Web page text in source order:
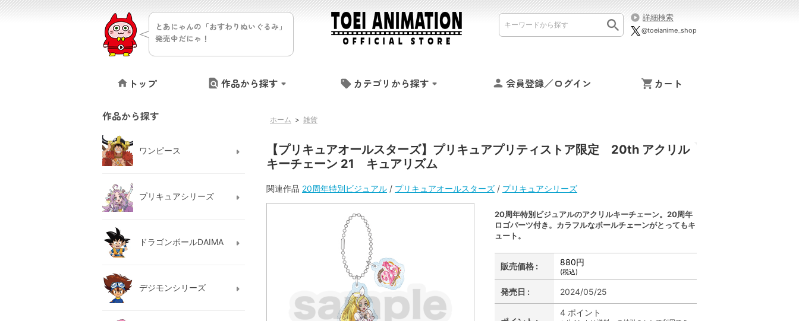
とあにゃんの「おすわりぬいぐるみ」
発売中だにゃ！
詳細検索
@toeianime_shop
トップ 作品から探す カテゴリから探す 会員登録／ログイン カート
ホーム > 雑貨
【プリキュアオールスターズ】プリキュアプリティストア限定 20th アクリル
キーチェーン 21 キュアリズム
関連作品 20周年特別ビジュアル / プリキュアオールスターズ / プリキュアシリーズ
20周年特別ビジュアルのアクリルキーチェーン。20周年
ロゴパーツ付き。カラフルなボールチェーンがとってもキ
ュート。
販売価格 : 880円
(税込)
発売日 : 2024/05/25
4 ポイント
作品から探す
ワンピース
プリキュアシリーズ
ドラゴンボールDAIMA
デジモンシリーズ